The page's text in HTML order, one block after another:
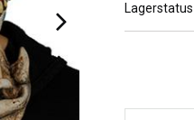
Maske
Lagerstatus